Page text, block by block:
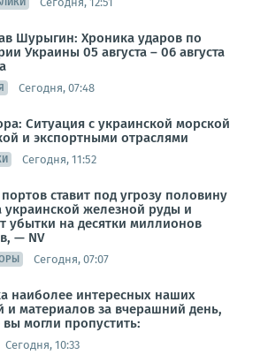
Шурыгин: Хроника ударов по
Украины 05 августа – 06 августа
Сегодня, 07:48
Ситуация с украинской морской
и экспортными отраслями
Сегодня, 11:52
ставит под угрозу половину
украинской железной руды и
убытки на десятки миллионов
— NV
Сегодня, 07:07
наиболее интересных наших
и материалов за вчерашний день,
могли пропустить:
Сегодня, 10:33